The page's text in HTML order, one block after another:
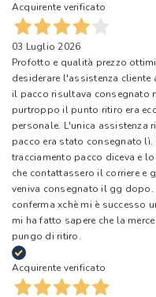
Acquirente verificato
03 Luglio 2026
Profotto e qualità prezzo
desiderare l'assistenza
il pacco risultava consegnato
purtroppo il punto ritiro era
personale. L'unica assistenza
pacco era stato consegnato
tracciamento pacco diceva e
che contattassero il corriere e
veniva consegnato il gg
conferma xchè mi è successo
mi ha fatto sapere che la
pungo di ritiro.
Acquirente verificato